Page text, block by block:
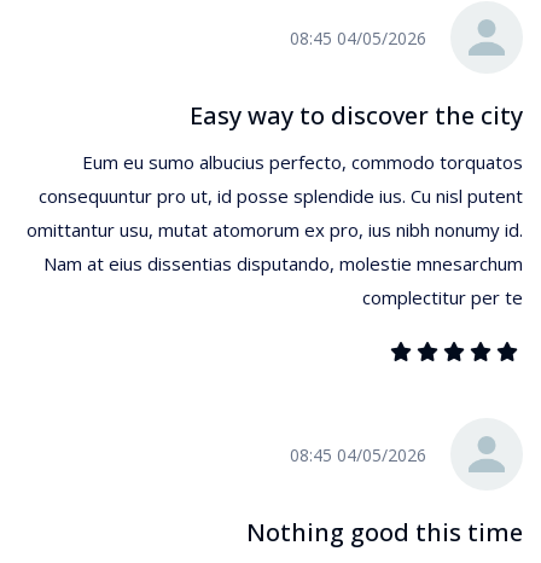
04/05/2026 08:45
Easy way to discover the city
Eum eu sumo albucius perfecto, commodo torquatos
consequuntur pro ut, id posse splendide ius. Cu nisl putent
omittantur usu, mutat atomorum ex pro, ius nibh nonumy id.
Nam at eius dissentias disputando, molestie mnesarchum
complectitur per te
04/05/2026 08:45
Nothing good this time